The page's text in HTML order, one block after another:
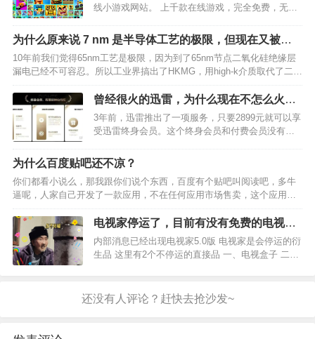
线小游戏网站。 上千款在线游戏，完全免费，无需
https://yorg.io 超耐玩的塔防游戏。搭建自己的防…
为什么原来说 7 nm 是半导体工艺的极限，但现在又被突
破了？
10年前我们觉得65nm工艺是极限，因为到了65nm节点二氧化硅绝缘层
漏电已经不可容忍。所以工业界搞出了HKMG，用high-k介质取代了二氧
化硅，传统的多晶硅-二氧化硅-单晶硅结构变成了金属-highK-单晶硅结
构。 5年前我们觉得22n…曾经很火的迅雷，为什么现在不怎么火
了？
3年前，迅雷推出了一项服务，只要2899元就可以享
受迅雷终身会员。这个终身会员和付费会员没有区
员都具备。除此之外，终身会员可以在使用1年后就
可以全额退款，使用2年后也可以全额退款，使用5
年后也是如…
为什么百度贴吧还不凉？
你们都看小说么，那我跟你们说个东西，百度有个贴吧叫阅读吧，多牛
逼呢，人家自己开发了一款应用，不在任何应用市场售卖，这个应用类
似于一个壳子，一群大神天天找接口资源整理好打包，你装了这个应用
再把接口导入到软件，是个小说你就搜吧，只要中文互联网有…
电视家停运了，目前有没有免费的电视直
播软件？
内部消息已经出现电视家5.0版 电视家是会停运的衍
生品 这里有2个不停运的直接品 一、电视盒子 二、
员。 88岁的亲爷爷喜欢，虽然看不懂电视剧情，